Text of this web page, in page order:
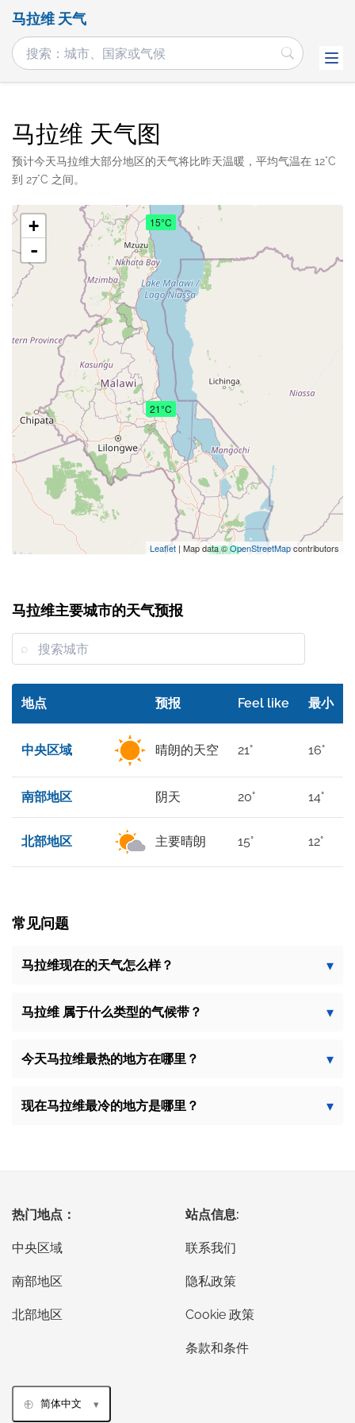
马拉维 天气
马拉维 天气图
预计今天马拉维大部分地区的天气将比昨天温暖，平均气温在 12°C
到 27°C 之间。
21°C
20°C
15°C
+
-
Leaflet | Map data ©OpenStreetMapcontributors
马拉维主要城市的天气预报
地点 预报 Feel like 最小
中央区域 晴朗的天空 21° 16°
南部地区 阴天 20° 14°
北部地区 主要晴朗 15° 12°
常见问题
马拉维现在的天气怎么样？
马拉维 属于什么类型的气候带？
今天马拉维最热的地方在哪里？
现在马拉维最冷的地方是哪里？
热门地点：
中央区域
南部地区
北部地区
站点信息:
联系我们
隐私政策
Cookie 政策
条款和条件
简体中文